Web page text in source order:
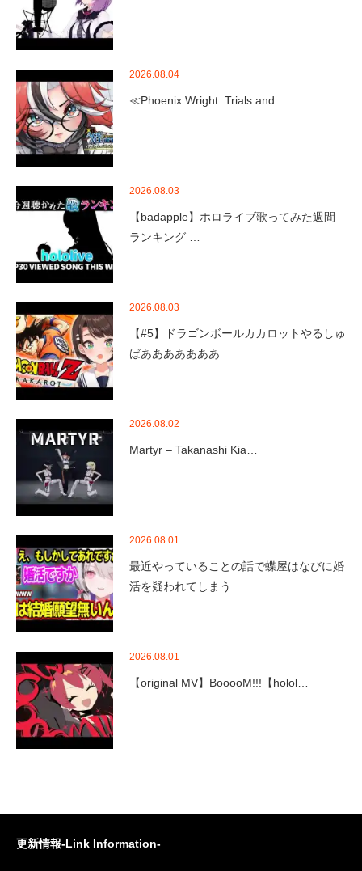
2026.08.04
≪Phoenix Wright: Trials and …
2026.08.03
【badapple】ホロライブ歌ってみた週間
ランキング …
2026.08.03
【#5】ドラゴンボールカカロットやるしゅ
ばあああああああ…
2026.08.02
Martyr – Takanashi Kia…
2026.08.01
最近やっていることの話で蝶屋はなびに婚
活を疑われてしまう…
2026.08.01
【original MV】BooooM!!!【holol…
更新情報-Link Information-